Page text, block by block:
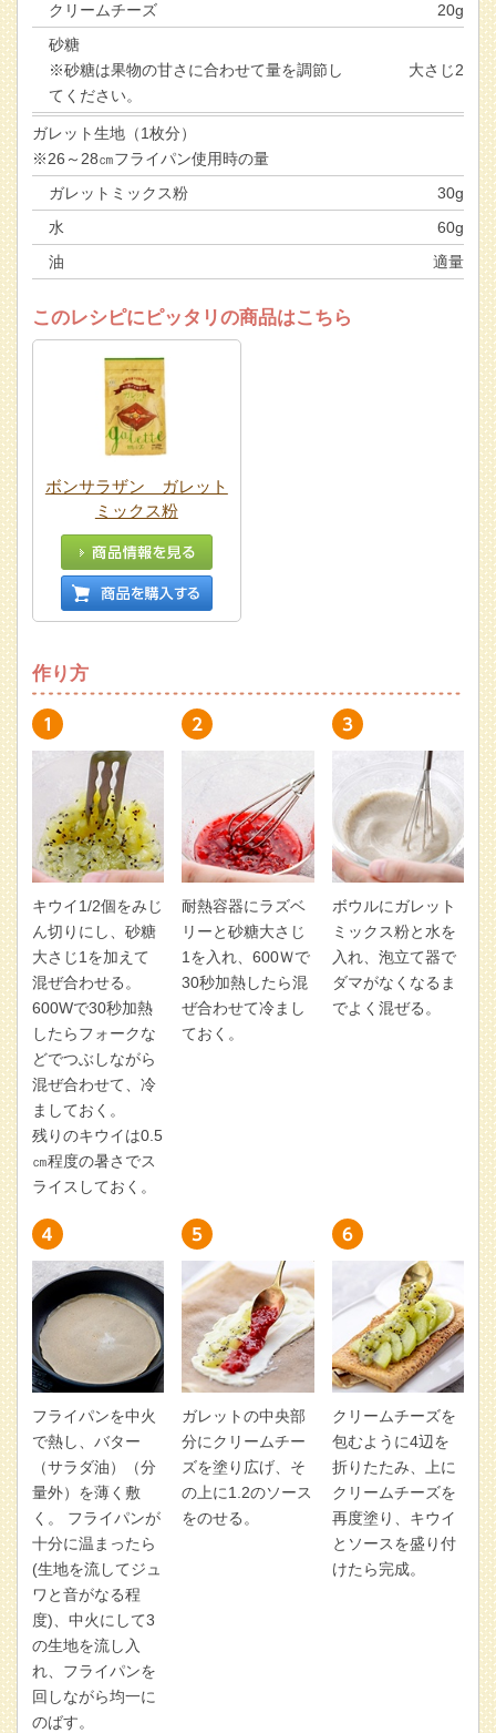
クリームチーズ
20g
砂糖
※砂糖は果物の甘さに合わせて量を調節し
てください。
大さじ2
ガレット生地（1枚分）
※26～28㎝フライパン使用時の量
ガレットミックス粉
30g
水
60g
油
適量
このレシピにピッタリの商品はこちら
ボンサラザン ガレット
ミックス粉
作り方
キウイ1/2個をみじ
ん切りにし、砂糖
大さじ1を加えて
混ぜ合わせる。
600Wで30秒加熱
したらフォークな
どでつぶしながら
混ぜ合わせて、冷
ましておく。
残りのキウイは0.5
㎝程度の暑さでス
ライスしておく。
耐熱容器にラズベ
リーと砂糖大さじ
1を入れ、600Ｗで
30秒加熱したら混
ぜ合わせて冷まし
ておく。
ボウルにガレット
ミックス粉と水を
入れ、泡立て器で
ダマがなくなるま
でよく混ぜる。
フライパンを中火
で熱し、バター
（サラダ油）（分
量外）を薄く敷
く。 フライパンが
十分に温まったら
(生地を流してジュ
ワと音がなる程
度)、中火にして3
の生地を流し入
れ、フライパンを
回しながら均一に
のばす。
ガレットの中央部
分にクリームチー
ズを塗り広げ、そ
の上に1.2のソース
をのせる。
クリームチーズを
包むように4辺を
折りたたみ、上に
クリームチーズを
再度塗り、キウイ
とソースを盛り付
けたら完成。